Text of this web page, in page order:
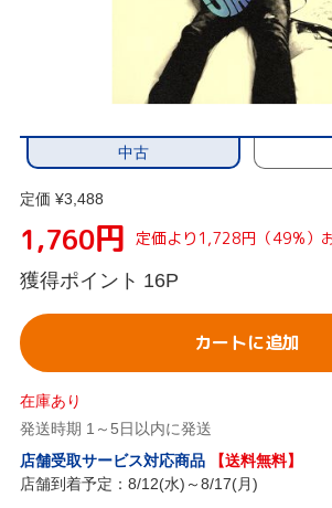
中古
定価 ¥3,488
1,760円 定価より1,728円（49%）
獲得ポイント 16P
カートに追加
在庫あり
発送時期 1～5日以内に発送
店舗受取サービス対応商品
【送料無料】
店舗到着予定：8/12(水)～8/17(月)